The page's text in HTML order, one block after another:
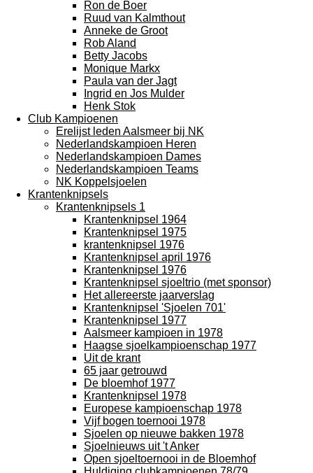
Ron de Boer
Ruud van Kalmthout
Anneke de Groot
Rob Aland
Betty Jacobs
Monique Markx
Paula van der Jagt
Ingrid en Jos Mulder
Henk Stok
Club Kampioenen
Erelijst leden Aalsmeer bij NK
Nederlandskampioen Heren
Nederlandskampioen Dames
Nederlandskampioen Teams
NK Koppelsjoelen
Krantenknipsels
Krantenknipsels 1
Krantenknipsel 1964
Krantenknipsel 1975
krantenknipsel 1976
Krantenknipsel april 1976
Krantenknipsel 1976
Krantenknipsel sjoeltrio (met sponsor)
Het allereerste jaarverslag
Krantenknipsel 'Sjoelen 701'
Krantenknipsel 1977
Aalsmeer kampioen in 1978
Haagse sjoelkampioenschap 1977
Uit de krant
65 jaar getrouwd
De bloemhof 1977
Krantenknipsel 1978
Europese kampioenschap 1978
Vijf bogen toernooi 1978
Sjoelen op nieuwe bakken 1978
Sjoelnieuws uit 't Anker
Open sjoeltoernooi in de Bloemhof